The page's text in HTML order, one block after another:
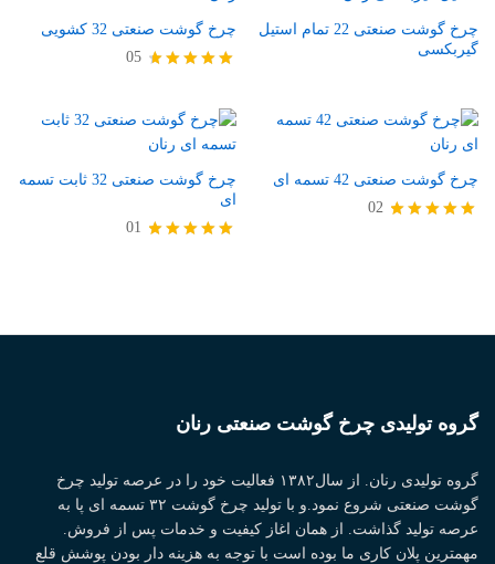
چرخ گوشت صنعتی 22 تمام استیل
گیربکسی
چرخ گوشت صنعتی 32 کشویی
از 5
05
چرخ گوشت صنعتی 42 تسمه ای
02
چرخ گوشت صنعتی 32 ثابت تسمه
ای
01
گروه تولیدی چرخ گوشت صنعتی رنان
گروه تولیدی رنان. از سال۱۳۸۲ فعالیت خود را در عرصه تولید چرخ
گوشت صنعتی شروع نمود.و با تولید چرخ گوشت ۳۲ تسمه ای پا به
عرصه تولید گذاشت. از همان اغاز کیفیت و خدمات پس از فروش.
مهمترین پلان کاری ما بوده است با توجه به هزینه دار بودن پوشش قلع